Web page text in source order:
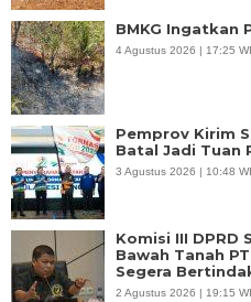
BMKG Ingatkan
4 Agustus 2026 | 17:25
Pemprov Kirim
Batal Jadi Tuan
3 Agustus 2026 | 10:48
Komisi III DPRD
Bawah Tanah
Segera
2 Agustus 2026 | 19:15